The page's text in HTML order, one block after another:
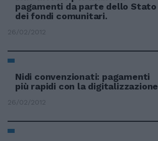
pagamenti da parte dello Stato
dei fondi comunitari.
26/02/2012
Nidi convenzionati: pagamenti
più rapidi con la digitalizzazione
26/02/2012